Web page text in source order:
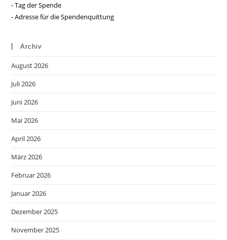
- Tag der Spende
- Adresse für die Spendenquittung
Archiv
August 2026
Juli 2026
Juni 2026
Mai 2026
April 2026
März 2026
Februar 2026
Januar 2026
Dezember 2025
November 2025